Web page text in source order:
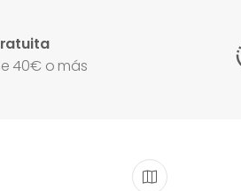
40€ o más